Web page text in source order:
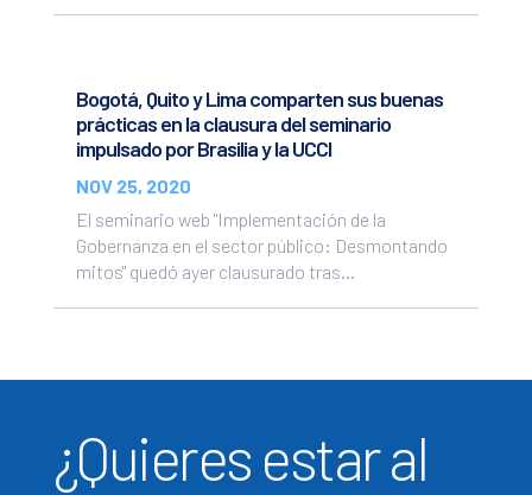
Bogotá, Quito y Lima comparten sus buenas
prácticas en la clausura del seminario
impulsado por Brasilia y la UCCI
NOV 25, 2020
El seminario web "Implementación de la
Gobernanza en el sector público: Desmontando
mitos" quedó ayer clausurado tras...
¿Quieres estar al